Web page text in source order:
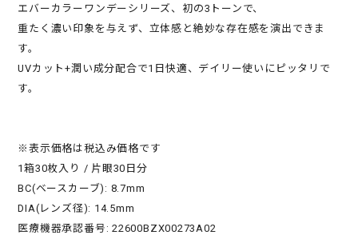
エバーカラーワンデーシリーズ、初の3トーンで、
重たく濃い印象を与えず、立体感と絶妙な存在感を演出できま
す。
UVカット+潤い成分配合で1日快適、デイリー使いにピッタリで
す。
※表示価格は税込み価格です
1箱30枚入り / 片眼30日分
BC(ベースカーブ): 8.7mm
DIA(レンズ径): 14.5mm
医療機器承認番号: 22600BZX00273A02